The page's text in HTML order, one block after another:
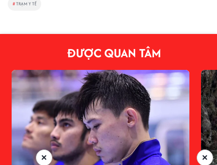
#TRẠM Y TẾ
ĐƯỢC QUAN TÂM
×
×